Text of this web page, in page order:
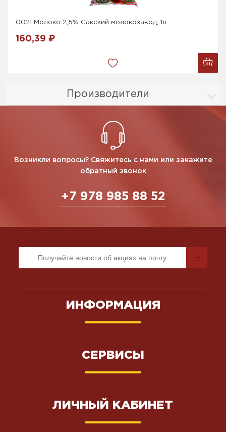
Производители
0021 Молоко 2,5% Сакский молокозавод, 1л
160,39 ₽
Возникли вопросы? Свяжитесь с нами или закажите
обратный звонок
+7 978 985 88 52
ИНФОРМАЦИЯ
СЕРВИСЫ
ЛИЧНЫЙ КАБИНЕТ